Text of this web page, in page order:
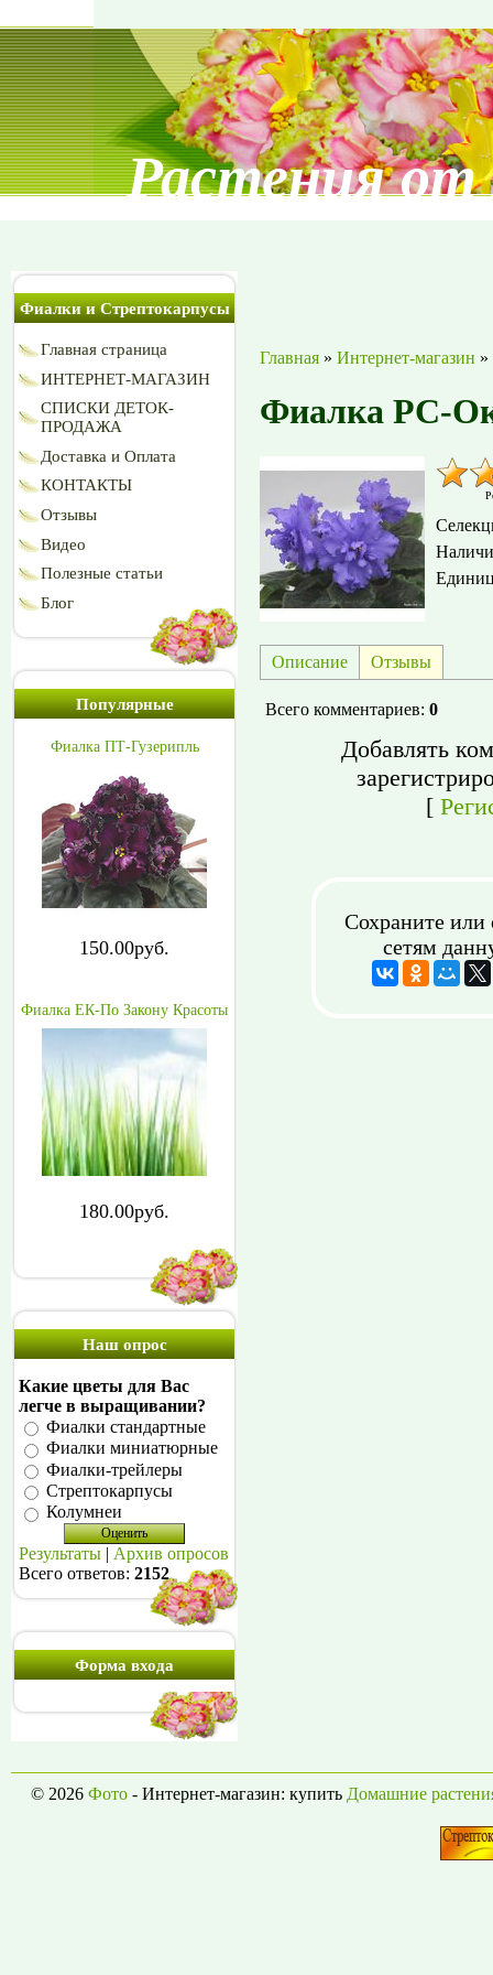
Растения
Фиалки и Стрептокарпусы
Главная страница
ИНТЕРНЕТ-МАГАЗИН
СПИСКИ ДЕТОК-
ПРОДАЖА
Доставка и Оплата
КОНТАКТЫ
Отзывы
Видео
Полезные статьи
Блог
Популярные
Фиалка ПТ-Гузерипль
150.00руб.
Фиалка ЕК-По Закону Красоты
180.00руб.
Наш опрос
Какие цветы для Вас
легче в выращивании?
Фиалки стандартные
Фиалки миниатюрные
Фиалки-трейлеры
Стрептокарпусы
Колумнеи
Результаты
Архив опросов
Всего ответов: 2152
Форма входа
Главная » Интернет-магазин »
Фиалка РС-
Описание Отзывы
Всего комментариев: 0
Добавлять
[
Сохраните или
сетям
© 2026 Фото - Интернет-магазин: купить Домашние